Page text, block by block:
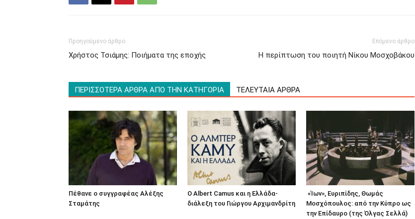
Προηγούμενο άρθρο
Χρήστος Τσιάμης: Ποιήματα της εποχής
Επόμενο άρθρο
Η περίπτωση του ποιητή Νίκου Μοσχοβάκου
ΠΕΡΙΣΣΟΤΕΡΑ ΑΡΘΡΑ ΑΠΟ ΤΗΝ ΚΑΤΗΓΟΡΙΑ ΤΕΛΕΥΤΑΙΑ ΑΡΘΡΑ
Πέθανε ο συγγραφέας Αλέξης
Σταμάτης
O Albert Camus και η Ελλάδα-
διάλεξη του Γιώργου Αρχιμανδρίτη
«Ίων», Ευριπίδης, Θωμάς
Μοσχόπουλος: από την Κύπρο ως
την Επίδαυρο (της Όλγας Σελλά)